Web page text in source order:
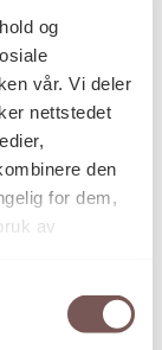
og
vår. Vi deler
nettstedet
den
for dem,
av